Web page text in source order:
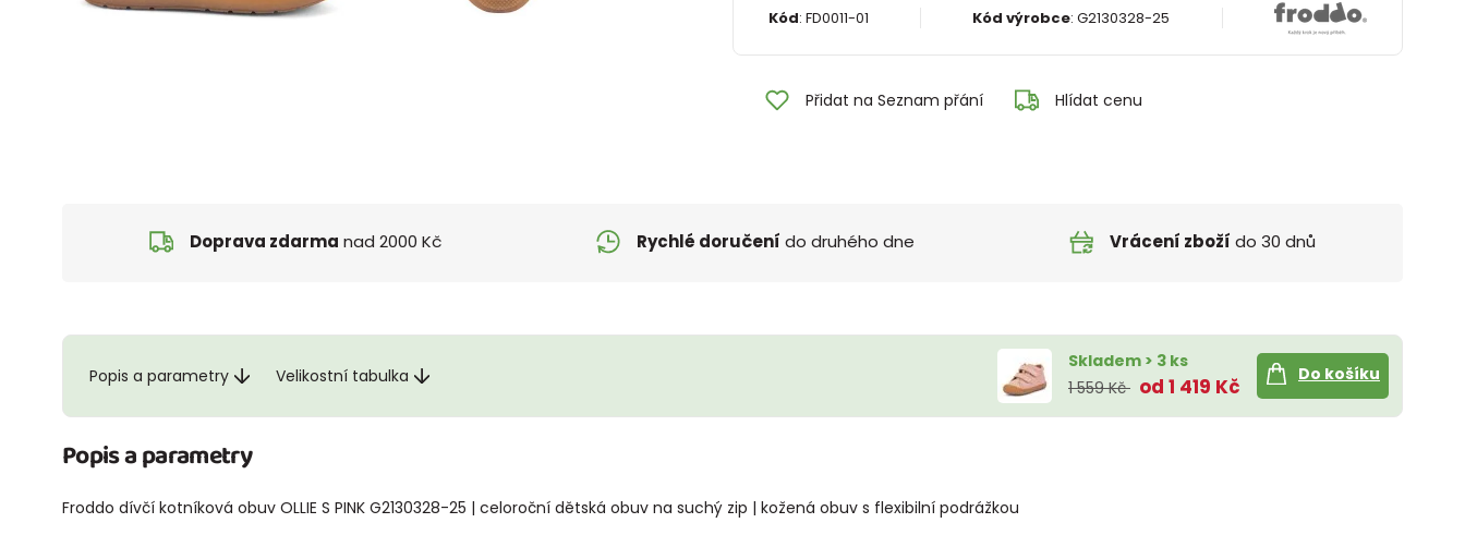
Kód: FD0011-01 Kód výrobce:G2130328-25
Přidat na Seznam přání Hlídat cenu
Doprava zdarma nad 2000 Kč Rychlé doručení do druhého dne Vrácení zboží do 30 dnů
Popis a parametry Velikostní tabulka
Skladem > 3 ks
1 559 Kč od 1 419 Kč
Do košíku
Popis a parametry
Froddo dívčí kotníková obuv OLLIE S PINK G2130328-25 | celoroční dětská obuv na suchý zip | kožená obuv s flexibilní podrážkou